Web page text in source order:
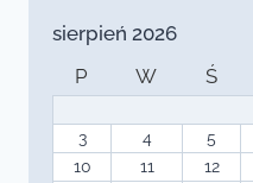
sierpień 2026
P
W Ś
3
4 5
10
11 12